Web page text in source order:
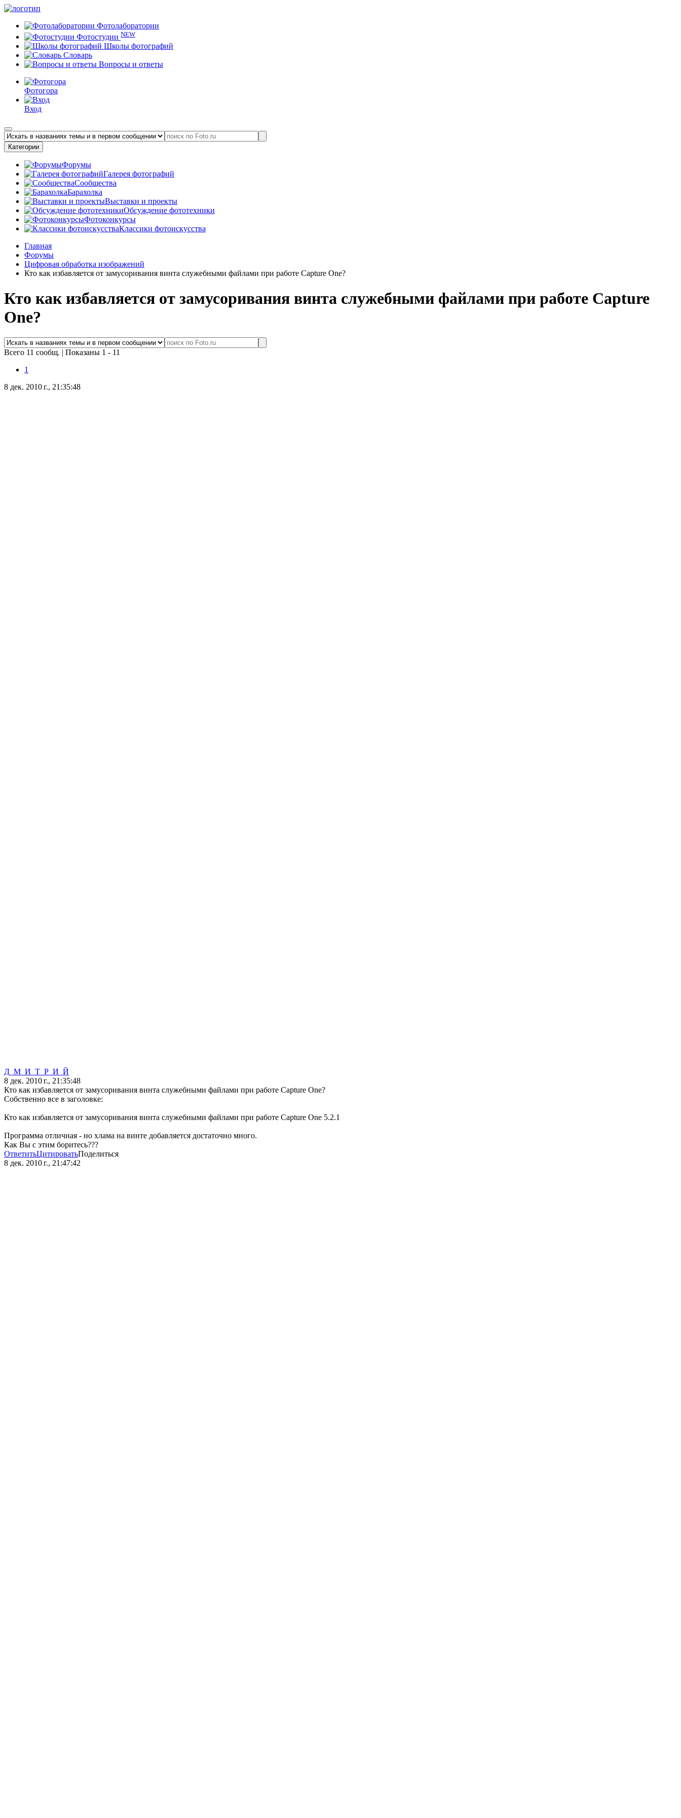
Фотолаборатории
Фотостудии NEW
Школы фотографий
Словарь
Вопросы и ответы
Фотогора
Вход
Категории
Форумы
Галерея фотографий
Сообщества
Барахолка
Выставки и проекты
Обсуждение фототехники
Фотоконкурсы
Классики фотоискусства
Главная
Форумы
Цифровая обработка изображений
Кто как избавляется от замусоривания винта служебными файлами при работе Сapture One?
Кто как избавляется от замусоривания винта служебными файлами при работе Сapture
One?
Всего 11 сообщ. | Показаны 1 - 11
1
8 дек. 2010 г., 21:35:48
Д_М_И_Т_Р_И_Й
8 дек. 2010 г., 21:35:48
Кто как избавляется от замусоривания винта служебными файлами при работе Сapture One?
Собственно все в заголовке:
Кто как избавляется от замусоривания винта служебными файлами при работе Сapture One 5.2.1
Программа отличная - но хлама на винте добавляется достаточно много.
Как Вы с этим боритесь???
ОтветитьЦитироватьПоделиться
8 дек. 2010 г., 21:47:42